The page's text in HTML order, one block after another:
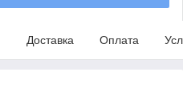
Доставка Оплата